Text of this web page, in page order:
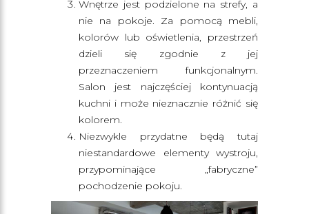
Wnętrze jest podzielone na strefy, a
nie na pokoje. Za pomocą mebli,
kolorów lub oświetlenia, przestrzeń
dzieli się zgodnie z jej
przeznaczeniem funkcjonalnym.
Salon jest najczęściej kontynuacją
kuchni i może nieznacznie różnić się
kolorem.
Niezwykle przydatne będą tutaj
niestandardowe elementy wystroju,
przypominające „fabryczne”
pochodzenie pokoju.